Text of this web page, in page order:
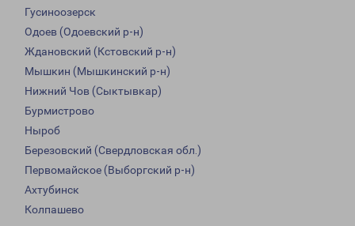
Гусиноозерск
Одоев (Одоевский р-н)
Ждановский (Кстовский р-н)
Мышкин (Мышкинский р-н)
Нижний Чов (Сыктывкар)
Бурмистрово
Ныроб
Березовский (Свердловская обл.)
Первомайское (Выборгский р-н)
Ахтубинск
Колпашево